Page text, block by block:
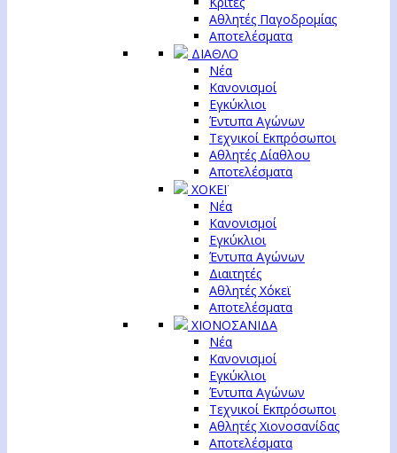
Αθλητές Παγοδρομίας
Αποτελέσματα
ΔΙΑΘΛΟ
Νέα
Κανονισμοί
Εγκύκλιοι
Έντυπα Αγώνων
Τεχνικοί Εκπρόσωποι
Αθλητές Δίαθλου
Αποτελέσματα
ΧΟΚΕΪ
Νέα
Κανονισμοί
Εγκύκλιοι
Έντυπα Αγώνων
Διαιτητές
Αθλητές Χόκεϊ
Αποτελέσματα
ΧΙΟΝΟΣΑΝΙΔΑ
Νέα
Κανονισμοί
Εγκύκλιοι
Έντυπα Αγώνων
Τεχνικοί Εκπρόσωποι
Αθλητές Χιονοσανίδας
Αποτελέσματα